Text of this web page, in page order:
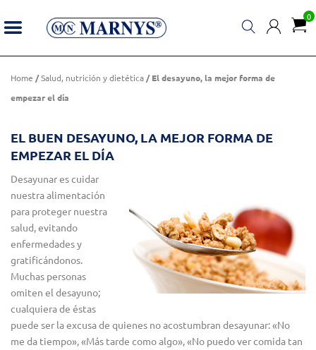
0
El desayuno, la mejor forma de empezar el día
Home /Salud, nutrición y dietética / El desayuno, la mejor forma de
empezar el día
EL BUEN DESAYUNO, LA MEJOR FORMA DE
EMPEZAR EL DÍA
Desayunar es cuidar
nuestra alimentación
para proteger nuestra
salud, evitando
enfermedades y
gratificándonos.
Muchas personas
omiten el desayuno;
cualquiera de éstas
puede ser la excusa de quienes no acostumbran desayunar: «No
me da tiempo», «Más tarde como algo», «No puedo ver comida tan